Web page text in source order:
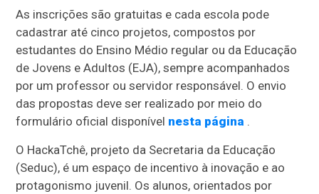
As inscrições são gratuitas e cada escola pode
cadastrar até cinco projetos, compostos por
estudantes do Ensino Médio regular ou da Educação
de Jovens e Adultos (EJA), sempre acompanhados
por um professor ou servidor responsável. O envio
das propostas deve ser realizado por meio do
formulário oficial disponível nesta página .
O HackaTchê, projeto da Secretaria da Educação
(Seduc), é um espaço de incentivo à inovação e ao
protagonismo juvenil. Os alunos, orientados por